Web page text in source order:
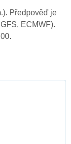
Předpověď je
ECMWF).